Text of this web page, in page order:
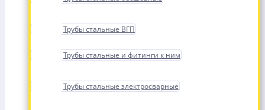
Трубы стальные ВГП
Трубы стальные и фитинги к ним
Трубы стальные электросварные